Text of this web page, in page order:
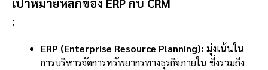
เป้าหมายหลักของ ERP กับ CRM
:
ERP (Enterprise Resource Planning): มุ่งเน้นใน
การบริหารจัดการทรัพยากรทางธุรกิจภายใน ซึ่งรวมถึง